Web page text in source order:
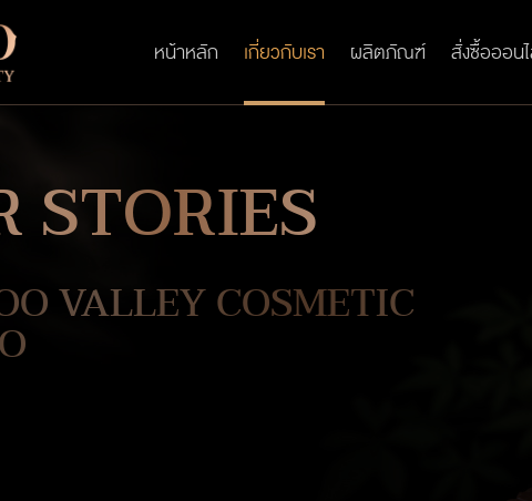
หน้าหลัก เกี่ยวกับเรา ผลิตภัณฑ์ สั่งซื้อออน
STORIES
VALLEY COSMETIC